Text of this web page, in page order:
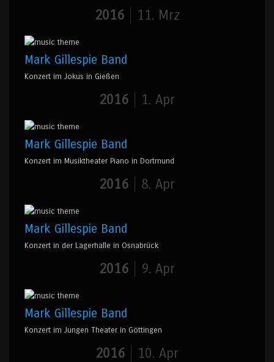
2016 11. Mrz
Mark Gillespie Band
Konzert im Jokus in Gießen
2016 1. Apr
Mark Gillespie Band
Konzert im Musiktheater Piano in Dortmund
2016 8. Apr
Mark Gillespie Band
Konzert in der Lagerhalle in Osnabrück
2016 9. Apr
Mark Gillespie Band
Konzert im Jungen Theater in Göttingen
2016 10. Apr